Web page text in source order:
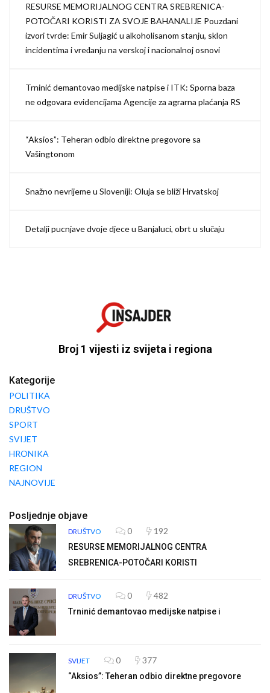
RESURSE MEMORIJALNOG CENTRA SREBRENICA-
POTOČARI KORISTI ZA SVOJE BAHANALIJE Pouzdani
izvori tvrde: Emir Suljagić u alkoholisanom stanju, sklon
incidentima i vređanju na verskoj i nacionalnoj osnovi
Trninić demantovao medijske natpise i ITK: Sporna baza
ne odgovara evidencijama Agencije za agrarna plaćanja RS
“Aksios”: Teheran odbio direktne pregovore sa
Vašingtonom
Snažno nevrijeme u Sloveniji: Oluja se bliži Hrvatskoj
Detalji pucnjave dvoje djece u Banjaluci, obrt u slučaju
Broj 1 vijesti iz svijeta i regiona
Kategorije
POLITIKA
DRUŠTVO
SPORT
SVIJET
HRONIKA
REGION
NAJNOVIJE
Posljednje objave
DRUŠTVO 0 192
RESURSE MEMORIJALNOG CENTRA
SREBRENICA-POTOČARI KORISTI
DRUŠTVO 0 482
Trninić demantovao medijske natpise i
SVIJET 0 377
“Aksios”: Teheran odbio direktne pregovore